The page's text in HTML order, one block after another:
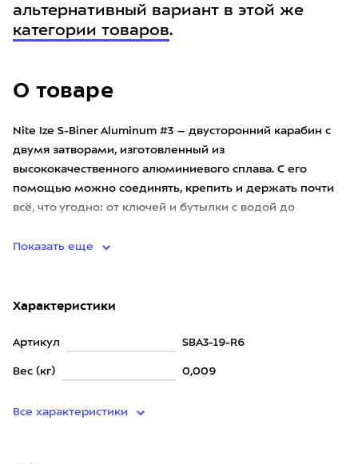
О товаре
Nite Ize S-Biner Aluminum #3 – двусторонний карабин с
двумя затворами, изготовленный из
высококачественного алюминиевого сплава. С его
помощью можно соединять, крепить и держать почти
всё, что угодно: от ключей и бутылки с водой до
Показать еще
Характеристики
Артикул SBA3-19-R6
Вес (кг) 0,009
Все характеристики
альтернативный вариант в этой же
категории товаров.